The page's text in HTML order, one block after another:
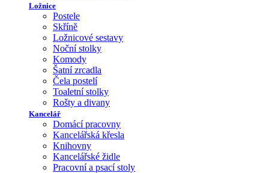
Ložnice
Postele
Skříně
Ložnicové sestavy
Noční stolky
Komody
Šatní zrcadla
Čela postelí
Toaletní stolky
Rošty a divany
Kancelář
Domácí pracovny
Kancelářská křesla
Knihovny
Kancelářské židle
Pracovní a psací stoly